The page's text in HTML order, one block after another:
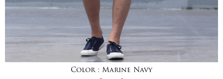
Color : Marine Navy